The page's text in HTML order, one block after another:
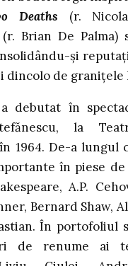
Deaths (r.
(r. Brian De Palma)
şi
dincolo de graniţele
debutat în
la
1964. De-a lungul
în piese
A.P.
Bernard Shaw,
În portofoliul
de renume ai